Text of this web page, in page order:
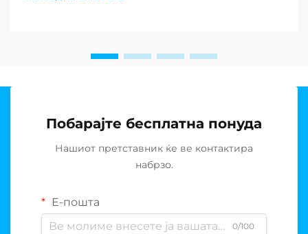
продолжува да предизвикува заедниците низ
Побарајте бесплатна понуда
Нашиот претставник ќе ве контактира
набрзо.
Е-пошта
0/100